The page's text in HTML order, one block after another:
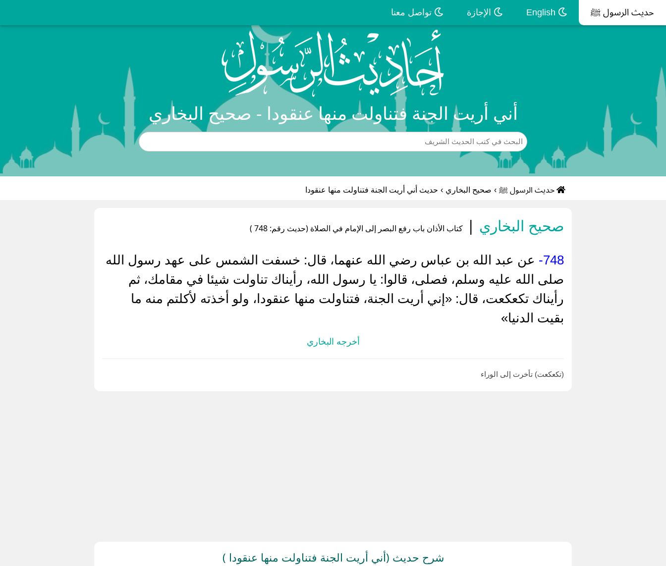
حديث الرسول ﷺ الإجازة تواصل معنا
أني أريت الجنة فتناولت منها عنقودا - صحيح البخاري
حديث الرسول ﷺ › صحيح البخاري › حديث أني أريت الجنة فتناولت منها عنقودا
صحيح البخاري | كتاب الأذان باب رفع البصر إلى الإمام في الصلاة (حديث رقم: 748 )
748-
عن عبد الله بن عباس رضي الله عنهما، قال: خسفت الشمس على عهد رسول الله
صلى الله عليه وسلم، فصلى، قالوا: يا رسول الله، رأيناك تناولت شيئا في مقامك، ثم
رأيناك تكعكعت، قال: «إني أريت الجنة، فتناولت منها عنقودا، ولو أخذته لأكلتم منه ما
بقيت الدنيا»
أخرجه البخاري
(تكعكعت) تأخرت إلى الوراء
شرح حديث (أني أريت الجنة فتناولت منها عنقودا )